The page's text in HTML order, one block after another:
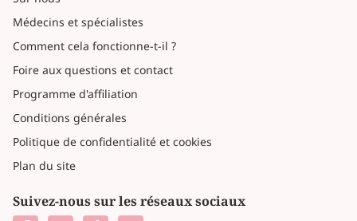
Médecins et spécialistes
Comment cela fonctionne-t-il ?
Foire aux questions et contact
Programme d'affiliation
Conditions générales
Politique de confidentialité et cookies
Plan du site
Suivez-nous sur les réseaux sociaux